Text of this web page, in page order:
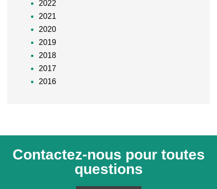
2022
2021
2020
2019
2018
2017
2016
Contactez-nous pour toutes
questions